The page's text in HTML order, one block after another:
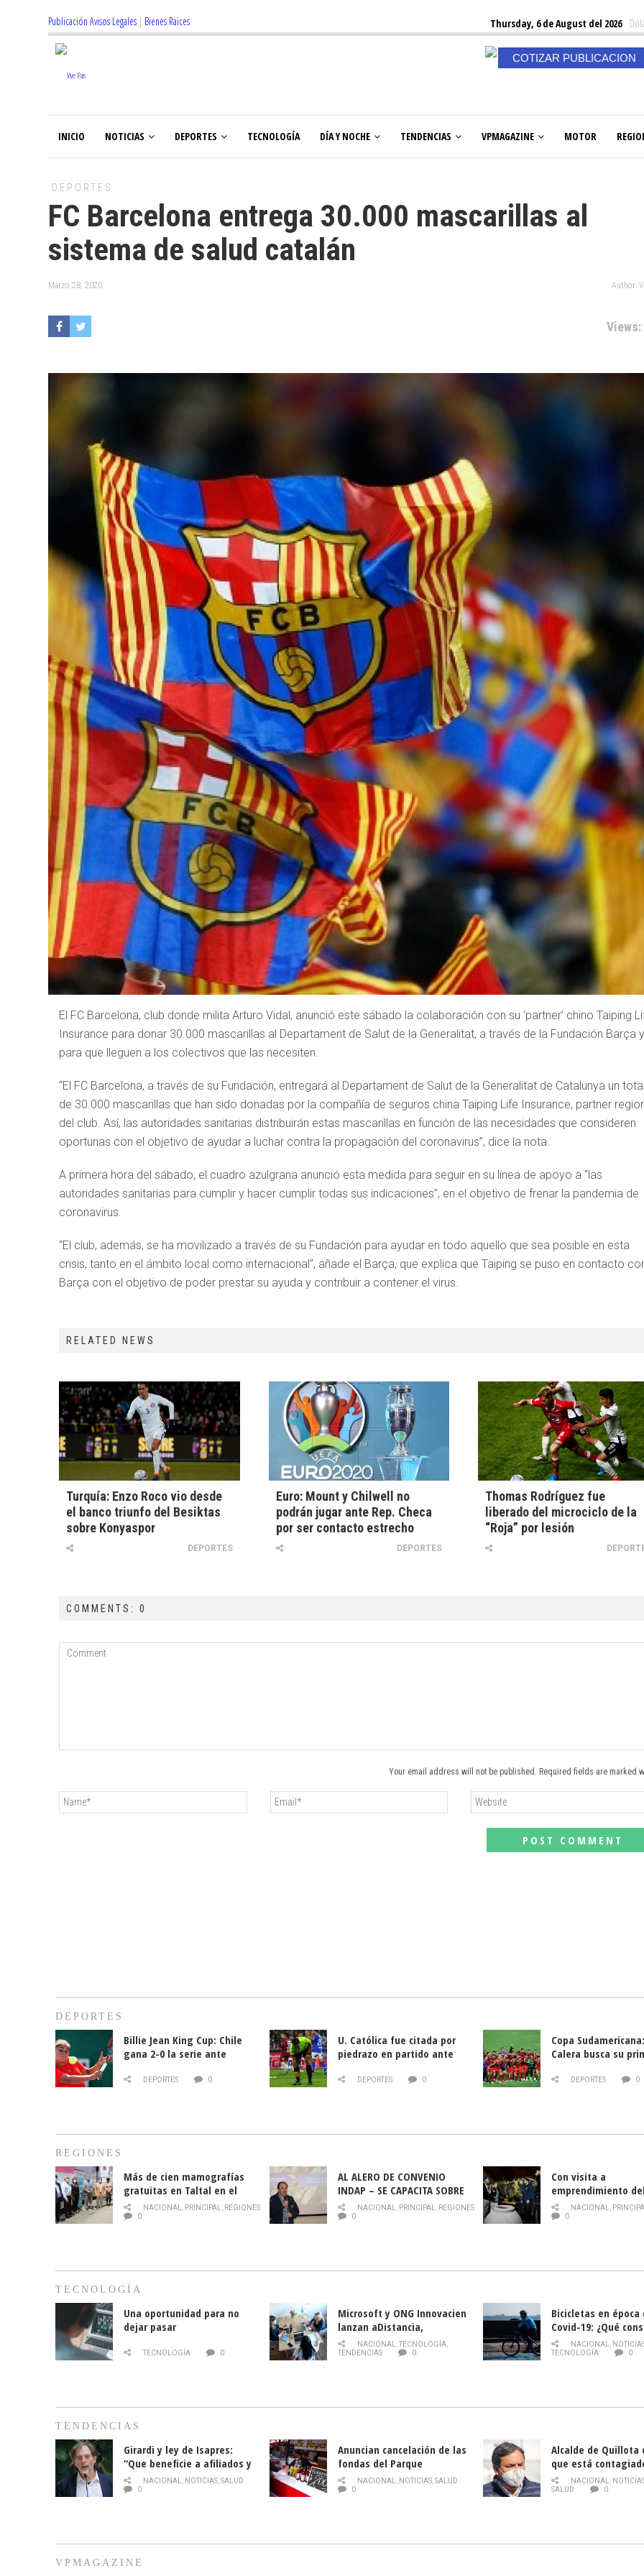
Publicación Avisos Legales | Bienes Raices Thursday, 6 de August del 2026
COTIZAR PUBLICACION
INICIO NOTICIAS DEPORTES TECNOLOGÍA DÍA Y NOCHE TENDENCIAS VPMAGAZINE MOTOR
DEPORTES
FC Barcelona entrega 30.000 mascarillas al
sistema de salud catalán
Marzo 28, 2020 Author:
Views:
El FC Barcelona, club donde milita Arturo Vidal, anunció este sábado la colaboración con su ‘partner’ chino Taiping
Insurance para donar 30.000 mascarillas al Departament de Salut de la Generalitat, a través de la Fundación Barça y
para que lleguen a los colectivos que las necesiten.
“El FC Barcelona, a través de su Fundación, entregará al Departament de Salut de la Generalitat de Catalunya un total
de 30.000 mascarillas que han sido donadas por la compañía de seguros china Taiping Life Insurance, partner
del club. Así, las autoridades sanitarias distribuirán estas mascarillas en función de las necesidades que consideren
oportunas con el objetivo de ayudar a luchar contra la propagación del coronavirus”, dice la nota.
A primera hora del sábado, el cuadro azulgrana anunció esta medida para seguir en su línea de apoyo a “las
autoridades sanitarias para cumplir y hacer cumplir todas sus indicaciones”, en el objetivo de frenar la pandemia de
coronavirus.
“El club, además, se ha movilizado a través de su Fundación para ayudar en todo aquello que sea posible en esta
crisis, tanto en el ámbito local como internacional”, añade el Barça, que explica que Taiping se puso en contacto
Barça con el objetivo de poder prestar su ayuda y contribuir a contener el virus.
RELATED NEWS
Turquía: Enzo Roco vio desde
el banco triunfo del Besiktas
sobre Konyaspor
DEPORTES
Euro: Mount y Chilwell no
podrán jugar ante Rep. Checa
por ser contacto estrecho
DEPORTES
Thomas Rodríguez fue
liberado del microciclo de la
“Roja” por lesión
COMMENTS: 0
Your email address will not be published. Required fields are marked
DEPORTES
Billie Jean King Cup: Chile
gana 2-0 la serie ante
DEPORTES 0
U. Católica fue citada por
piedrazo en partido ante
DEPORTES 0
Copa
Calera busca su
DEPORTES 0
REGIONES
Más de cien mamografías
gratuitas en Taltal en el
mes de la prevención del
cáncer de mama
NACIONAL, PRINCIPAL, REGIONES
0
AL ALERO DE CONVENIO
INDAP – SE CAPACITA SOBRE
PLAGA DROSOPHILA SUZUKII
NACIONAL, PRINCIPAL, REGIONES
0
Con visita a
emprendimiento
y llamado al
historia campesina
NACIONAL,
0
TECNOLOGÍA
Una oportunidad para no
dejar pasar
TECNOLOGÍA 0
Microsoft y ONG Innovacien
lanzan aDistancia,
plataforma con cursos
gratuitos online sobre
NACIONAL,TECNOLOGÍA,
TENDENCIAS
0
Bicicletas en época
Covid-19: ¿Qué
momento de
NACIONAL,
TECNOLOGÍA
0
TENDENCIAS
Girardi y ley de Isapres:
“Que beneficie a afiliados y
no legalice el abuso”
NACIONAL, NOTICIAS,SALUD
0
Anuncian cancelación de las
fondas del Parque
O’Higgins debido al
coronavirus
NACIONAL, NOTICIAS,SALUD
0
Alcalde de Quillota
que está
COVID-19
NACIONAL,
SALUD
0
VPMAGAZINE